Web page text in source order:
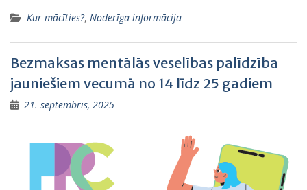
Kur mācīties?, Noderīga informācija
Bezmaksas mentālās veselības palīdzība
jauniešiem vecumā no 14 līdz 25 gadiem
21. septembris, 2025